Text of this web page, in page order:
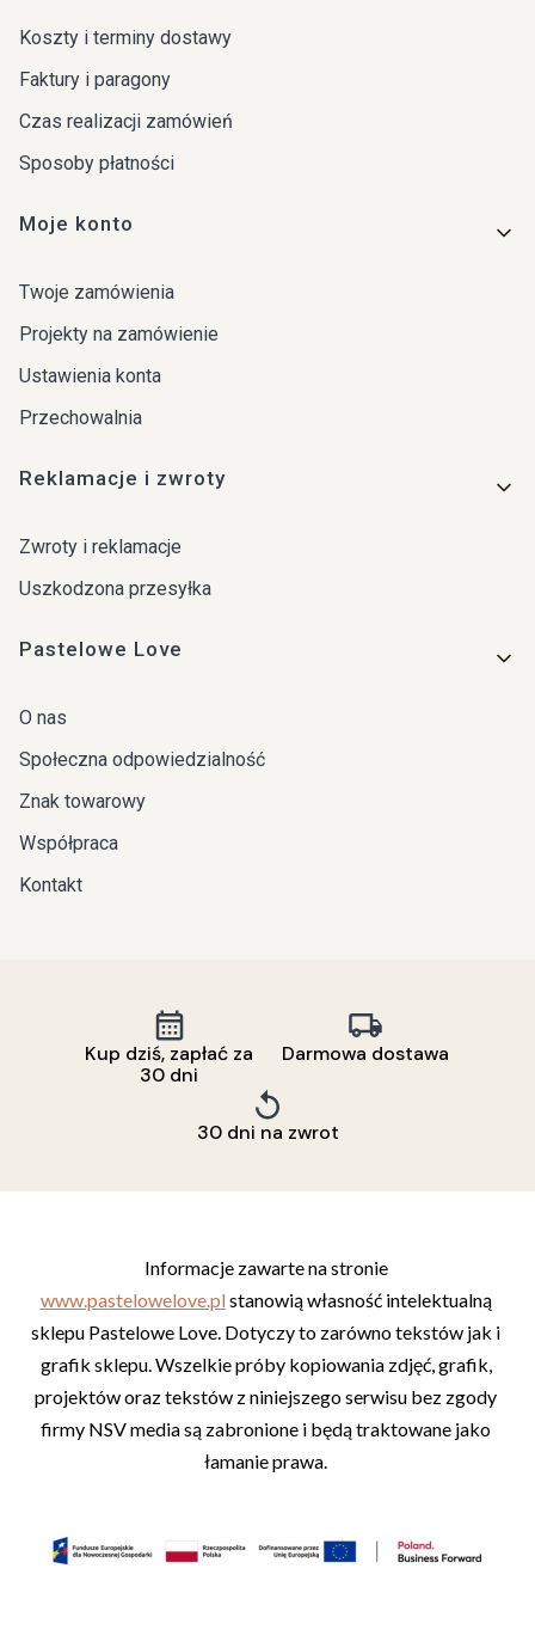
Koszty i terminy dostawy
Faktury i paragony
Czas realizacji zamówień
Sposoby płatności
Moje konto
Twoje zamówienia
Projekty na zamówienie
Ustawienia konta
Przechowalnia
Reklamacje i zwroty
Zwroty i reklamacje
Uszkodzona przesyłka
Pastelowe Love
O nas
Społeczna odpowiedzialność
Znak towarowy
Współpraca
Kontakt
Kup dziś, zapłać za
30 dni
Darmowa dostawa
30 dni na zwrot
Informacje zawarte na stronie
www.pastelowelove.pl stanowią własność intelektualną
sklepu Pastelowe Love. Dotyczy to zarówno tekstów jak i
grafik sklepu. Wszelkie próby kopiowania zdjęć, grafik,
projektów oraz tekstów z niniejszego serwisu bez zgody
firmy NSV media są zabronione i będą traktowane jako
łamanie prawa.